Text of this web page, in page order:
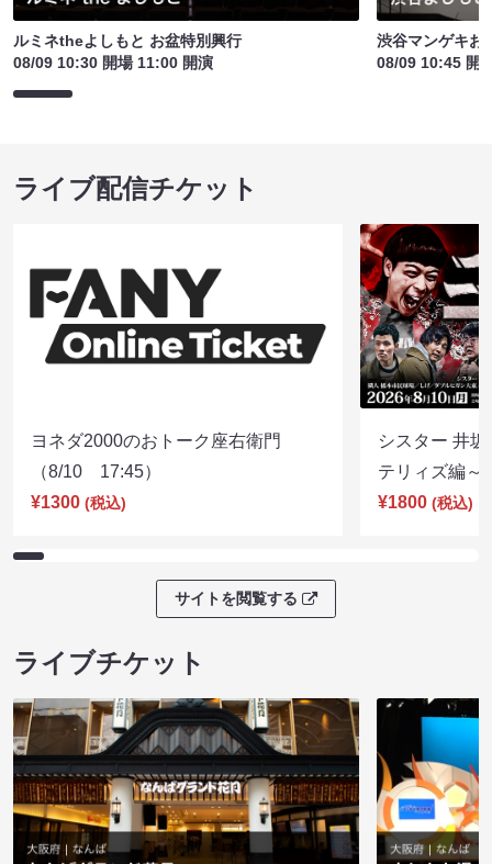
ルミネtheよしもと お盆特別興行
08/09 10:30 開場 11:00 開演
渋谷マンゲキ
08/09 10:45 開
ライブ配信チケット
ヨネダ2000のおトーク座右衛門
（8/10 17:45）
¥1300 (税込)
シスター 井
テリィズ編
¥1800 (税込)
サイトを閲覧する
ライブチケット